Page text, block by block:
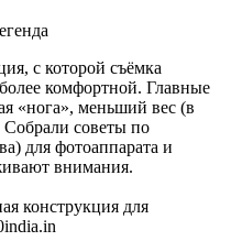
с которой съёмка
комфортной. Главные
«нога», меньший вес (в
Собрали советы по
для фотоаппарата и
внимания.
конструкция для